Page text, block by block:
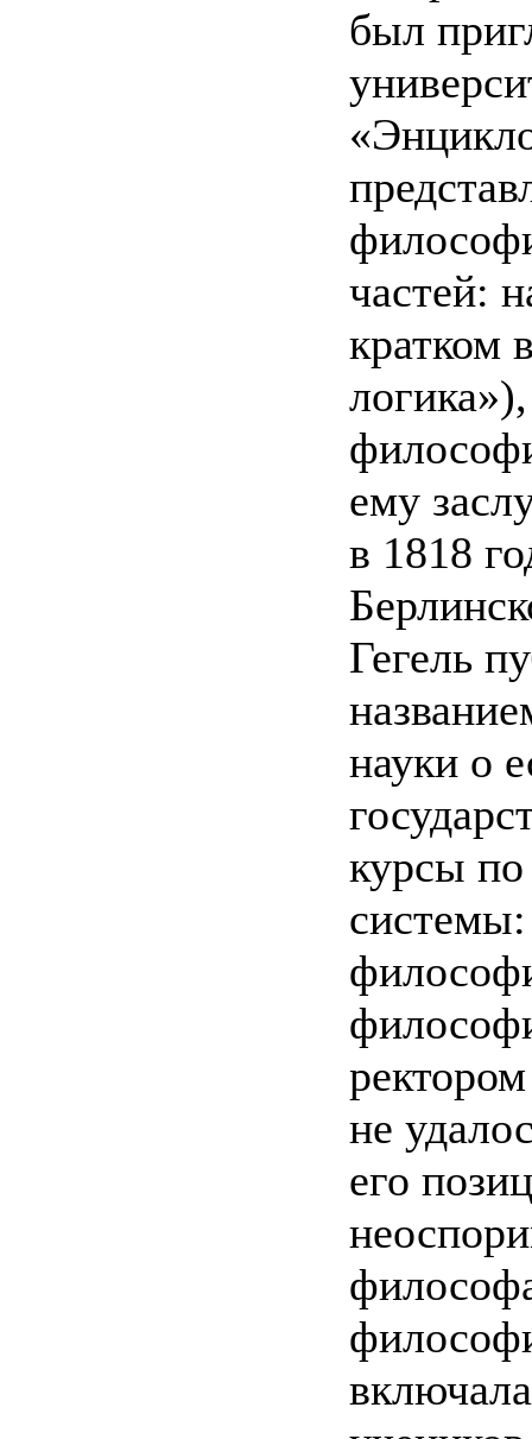
был
частей:
кратком
ему
в 1818
Гегель
науки о
курсы
не
его